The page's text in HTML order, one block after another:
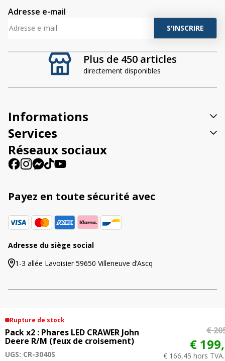
Rupture de stock
Pack x2 : Phares LED CRAWER John
Deere R/M (feux de croisement)
UGS: CR-3040S
€
€
€ 166,45 hors TVA.
Plus de 450 articles
directement disponibles
Adresse e-mail
A
t
i
e
:
Informations
Services
Réseaux sociaux
Payez en toute sécurité avec
Adresse du siège social
1-3 allée Lavoisier 59650 Villeneuve d’Ascq
© 2026 Agriproled.fr
Tous les prix comprennent la TVA. | Les prix barrés
indiquent les précédents tarifs proposés dans cette
boutique en ligne.